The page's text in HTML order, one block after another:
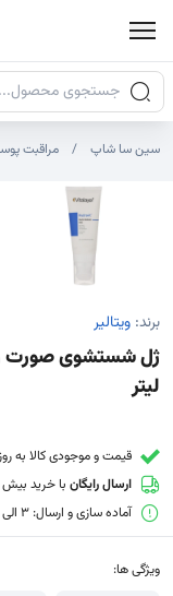
جستجوی محصولات
سین سا شاپ مراقبت
برند: ویتالیر
لیتر
قیمت و موجودی کالا به
ارسال رایگان با خرید بیش
آماده سازی و ارسال: 3 الی 5 روز کاری.
ویژگی ها:
تصاویر محصول
تصویر شاخص محصول
سایر تصاویر محصول - تصاویر